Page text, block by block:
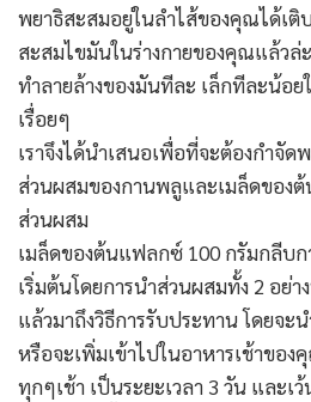
พยาธิสะสมอยู่ในลำไส้ของคุณได้เติ
สะสมไขมันในร่างกายของคุณแล้วล่
ทำลายล้างของมันทีละ เล็กทีละน้อย
เรื่อยๆ
เราจึงได้นำเสนอเพื่อที่จะต้องกำจัด
ส่วนผสมของกานพลูและเมล็ดของ
ส่วนผสม
เมล็ดของต้นแฟลกซ์ 100 กรัมกลีบ
เริ่มต้นโดยการนำส่วนผสมทั้ง 2 อย่า
แล้วมาถึงวิธีการรับประทาน โดยจะ
หรือจะเพิ่มเข้าไปในอาหารเช้าขอ
ทุกๆเช้า เป็นระยะเวลา 3 วัน และเ